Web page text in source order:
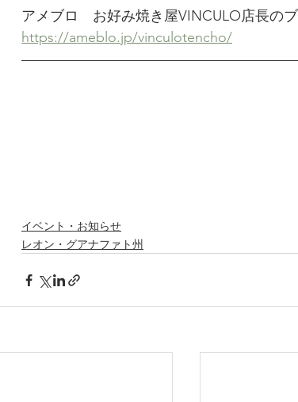
アメブロ　お好み焼き屋VINCULO店長の
https://ameblo.jp/vinculotencho/
イベント・お知らせ
レオン・グアナファト州